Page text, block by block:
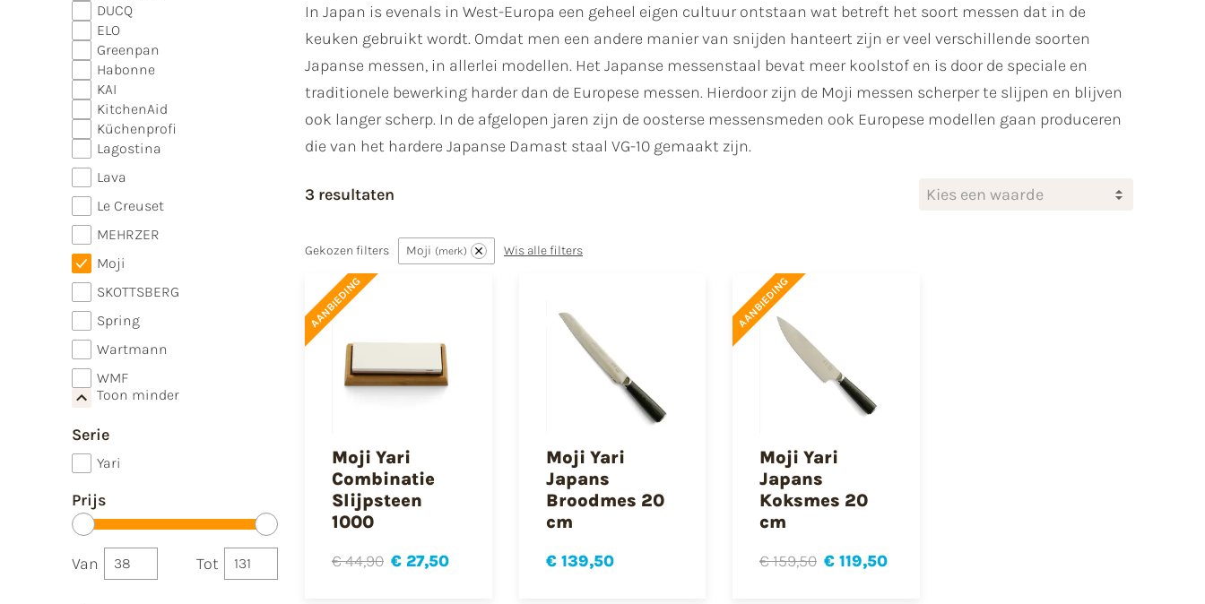
DUCQ
ELO
Greenpan
Habonne
KAI
KitchenAid
Küchenprofi
Lagostina
Lava
Le Creuset
MEHRZER
Moji
SKOTTSBERG
Spring
Wartmann
WMF
Toon minder
Serie
Yari
Prijs
Van Tot
In Japan is evenals in West-Europa een geheel eigen cultuur ontstaan wat betreft het soort messen dat in de
keuken gebruikt wordt. Omdat men een andere manier van snijden hanteert zijn er veel verschillende soorten
Japanse messen, in allerlei modellen. Het Japanse messenstaal bevat meer koolstof en is door de speciale en
traditionele bewerking harder dan de Europese messen. Hierdoor zijn de Moji messen scherper te slijpen en blijven
ook langer scherp. In de afgelopen jaren zijn de oosterse messensmeden ook Europese modellen gaan produceren
die van het hardere Japanse Damast staal VG-10 gemaakt zijn.
3 resultaten Kies een waarde
Gekozen filters Moji merk Wis alle filters
AANBIEDING
Moji Yari
Combinatie
Slijpsteen
1000
€ 44,90 € 27,50
Moji Yari
Japans
Broodmes 20
cm
€ 139,50
AANBIEDING
Moji Yari
Japans
Koksmes 20
cm
€ 159,50 € 119,50